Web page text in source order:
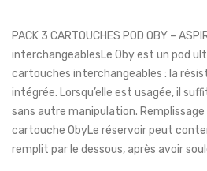
PACK 3 CARTOUCHES POD OBY –
interchangeablesLe Oby est un pod
cartouches interchangeables : la
intégrée. Lorsqu’elle est usagée, il
sans autre manipulation. Remplissage
cartouche ObyLe réservoir peut
remplit par le dessous, après avoir